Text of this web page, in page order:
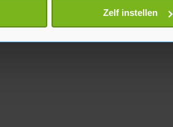
gegevens worden verwerkt en
of intrekken in de
Zelf instellen